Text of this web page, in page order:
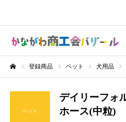
登録商品 ペット 犬用品
ペット
デイリーフォ
ホース(中粒)